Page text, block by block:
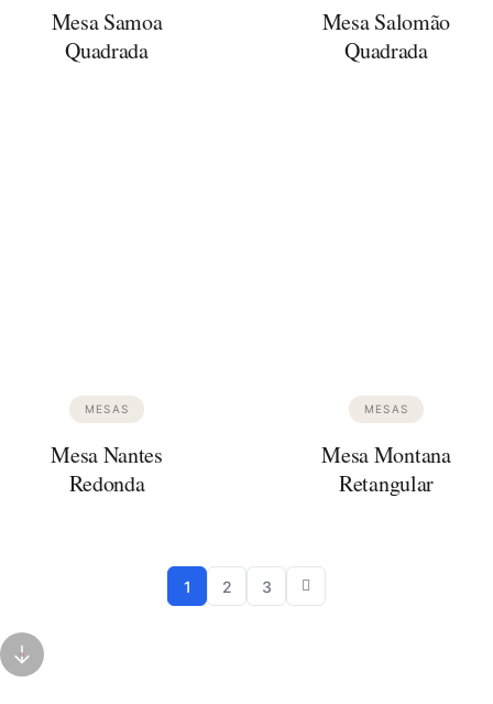
Mesa Samoa
Quadrada
Mesa Salomão
Quadrada
MESAS
Mesa Nantes
Redonda
MESAS
Mesa Montana
Retangular
1 2 3